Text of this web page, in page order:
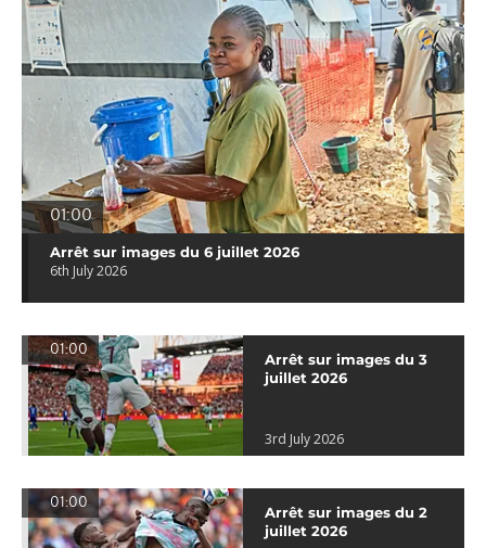
01:00
Arrêt sur images du 6 juillet 2026
6th July 2026
01:00
Arrêt sur images du 3
juillet 2026
3rd July 2026
01:00
Arrêt sur images du 2
juillet 2026